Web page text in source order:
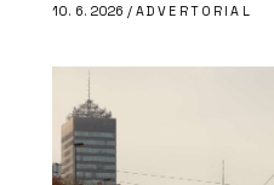
10. 6. 2026 / ADVERTORIAL